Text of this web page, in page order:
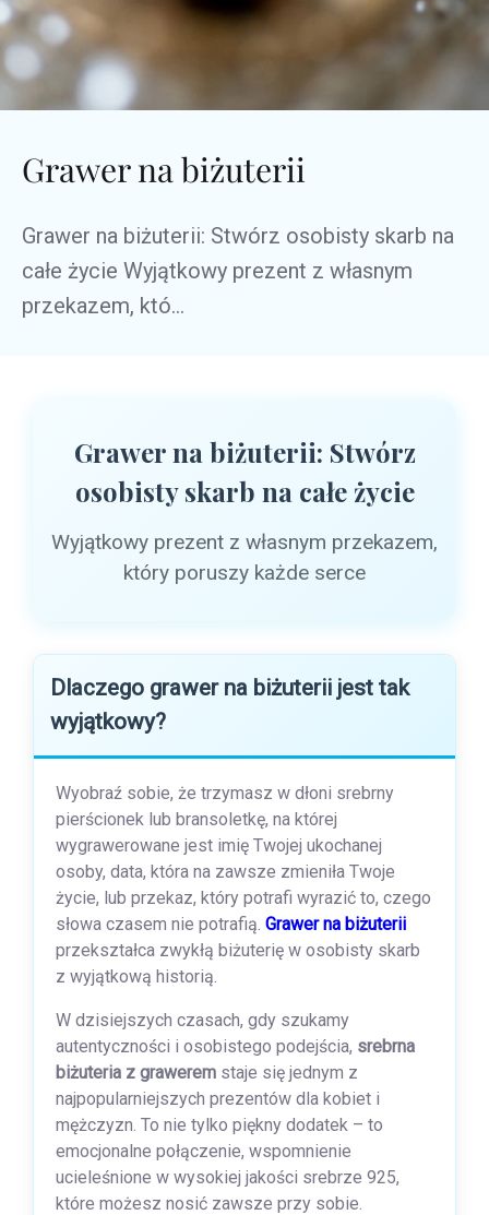
Grawer na biżuterii
Grawer na biżuterii: Stwórz osobisty skarb na
całe życie Wyjątkowy prezent z własnym
przekazem, któ...
Grawer na biżuterii: Stwórz
osobisty skarb na całe życie
Wyjątkowy prezent z własnym przekazem,
który poruszy każde serce
Dlaczego grawer na biżuterii jest tak
wyjątkowy?
Wyobraź sobie, że trzymasz w dłoni srebrny
pierścionek lub bransoletkę, na której
wygrawerowane jest imię Twojej ukochanej
osoby, data, która na zawsze zmieniła Twoje
życie, lub przekaz, który potrafi wyrazić to, czego
słowa czasem nie potrafią. Grawer na biżuterii
przekształca zwykłą biżuterię w osobisty skarb
z wyjątkową historią.
W dzisiejszych czasach, gdy szukamy
autentyczności i osobistego podejścia, srebrna
biżuteria z grawerem staje się jednym z
najpopularniejszych prezentów dla kobiet i
mężczyzn. To nie tylko piękny dodatek – to
emocjonalne połączenie, wspomnienie
ucieleśnione w wysokiej jakości srebrze 925,
które możesz nosić zawsze przy sobie.